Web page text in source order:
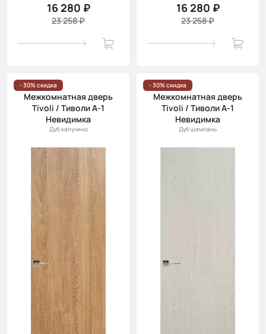
16 280 ₽
23 258 ₽
16 280 ₽
23 258 ₽
- 30% скидка
Межкомнатная дверь
Tivoli / Тиволи А-1
Невидимка
Дуб капучино
- 30% скидка
Межкомнатная дверь
Tivoli / Тиволи А-1
Невидимка
Дуб шампань